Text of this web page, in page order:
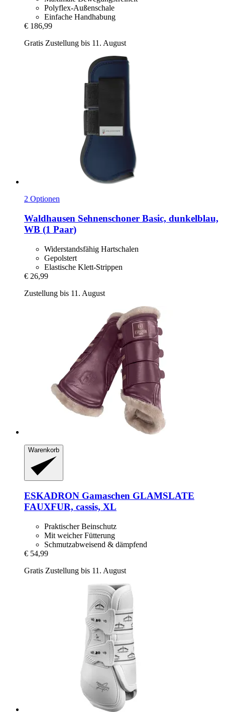
Polyflex-Außenschale
Einfache Handhabung
€ 186,99
Gratis Zustellung bis 11. August
2 Optionen
Waldhausen Sehnenschoner Basic, dunkelblau,
WB (1 Paar)
Widerstandsfähig Hartschalen
Gepolstert
Elastische Klett-Strippen
€ 26,99
Zustellung bis 11. August
Warenkorb
ESKADRON Gamaschen GLAMSLATE
FAUXFUR, cassis, XL
Praktischer Beinschutz
Mit weicher Fütterung
Schmutzabweisend & dämpfend
€ 54,99
Gratis Zustellung bis 11. August